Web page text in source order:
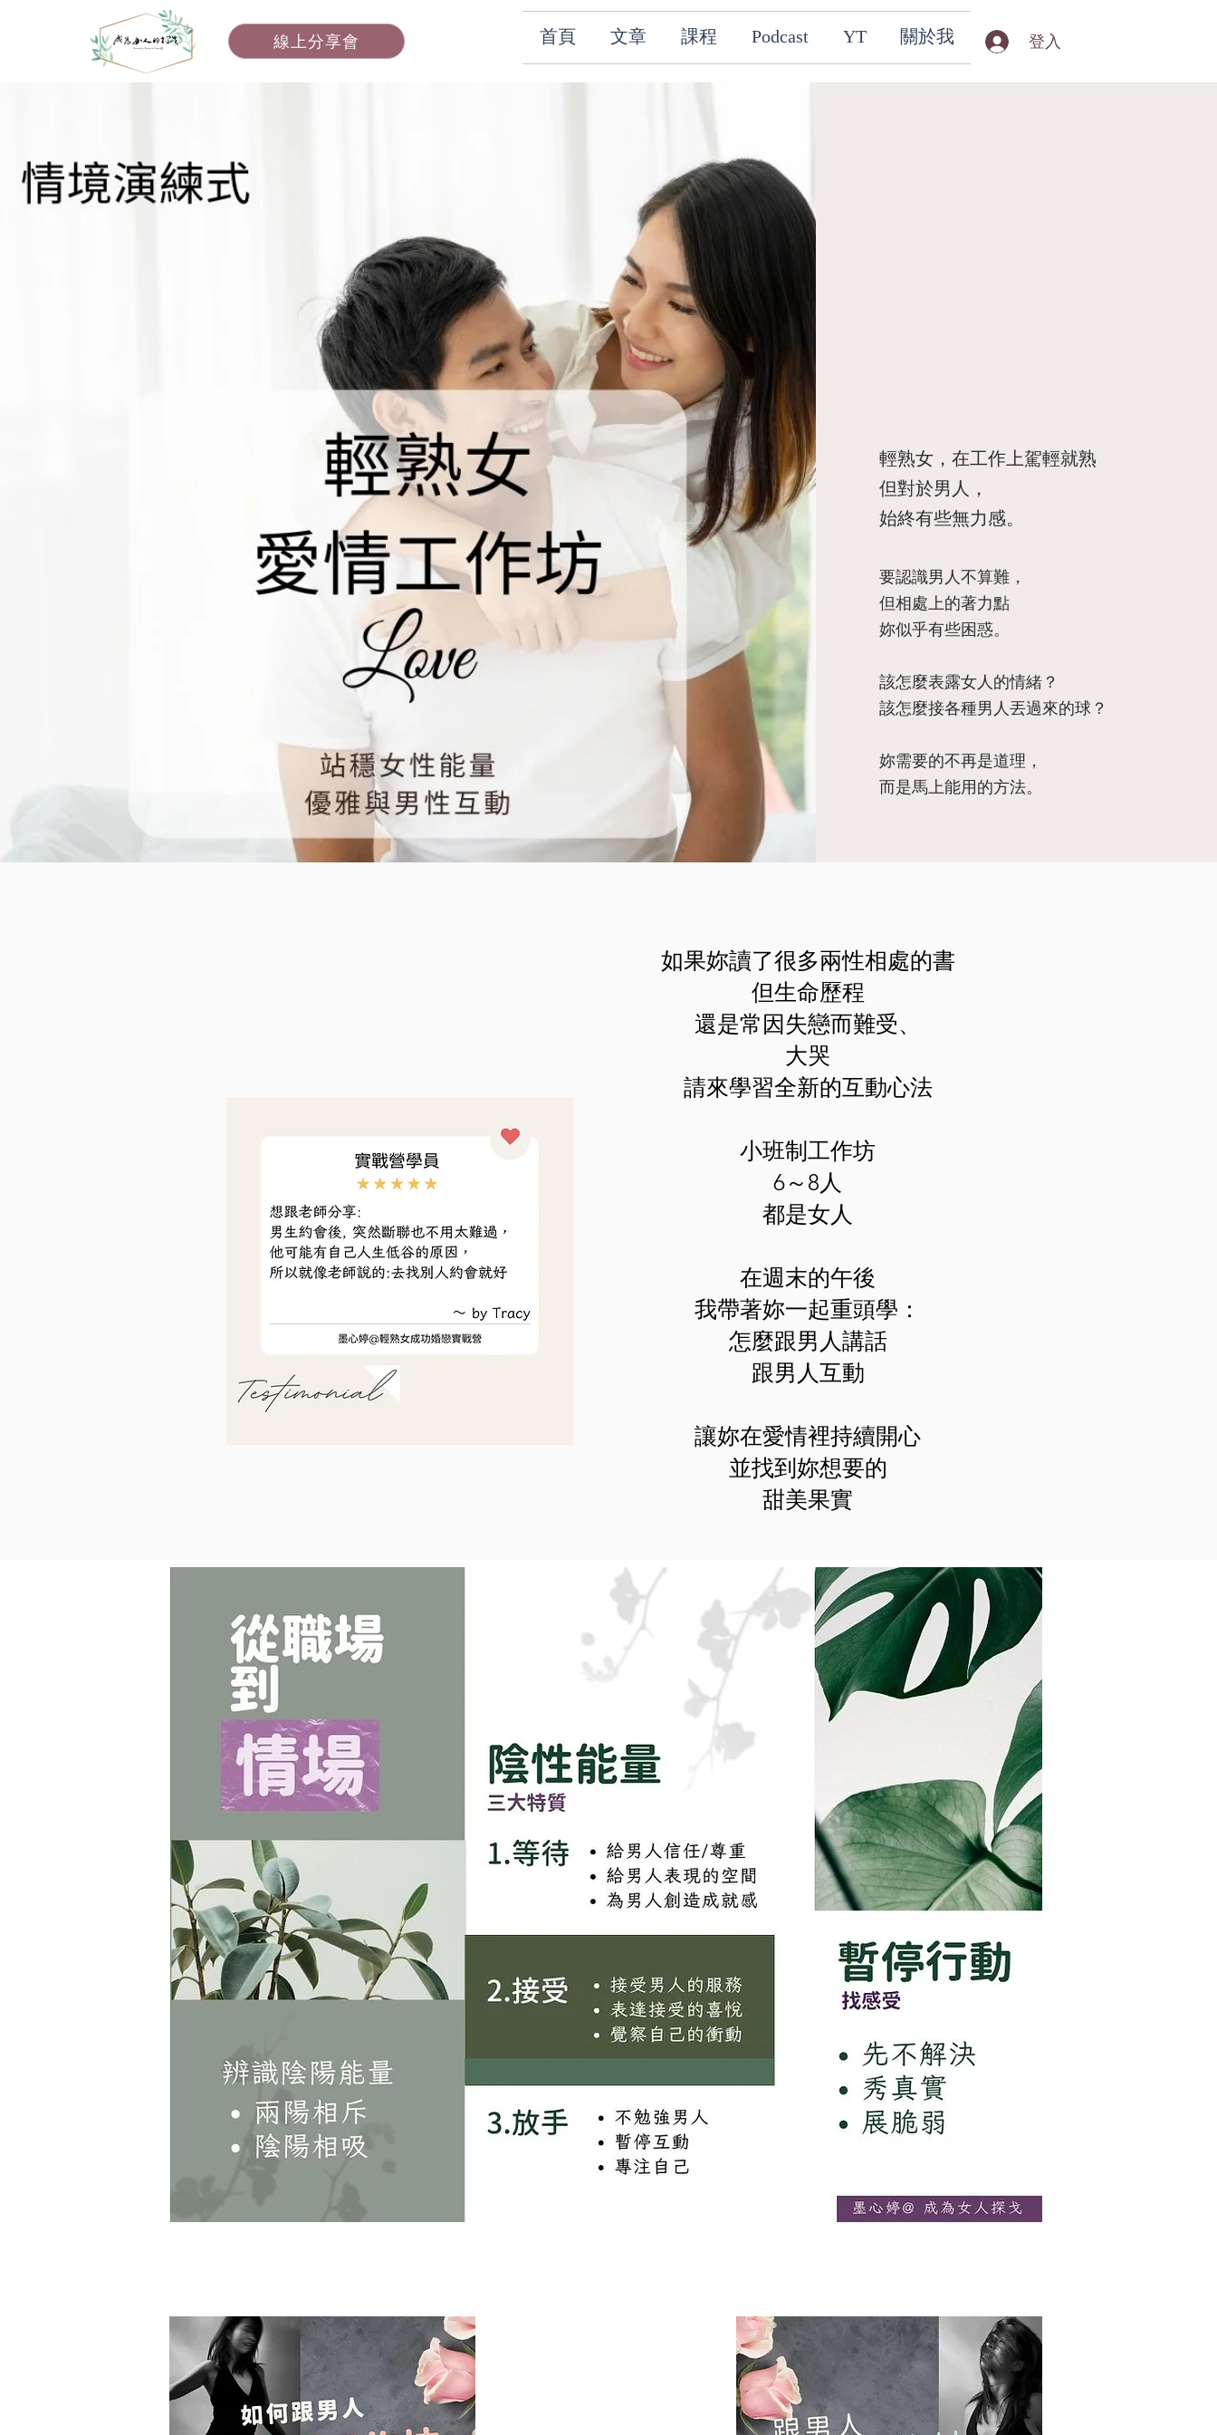
線上分享會 首頁 文章 課程 Podcast YT 關於我 登入
輕熟女，在工作上駕輕就熟
但對於男人，
始終有些無力感。
要認識男人不算難，
但相處上的著力點
妳似乎有些困惑。
該怎麼表露女人的情緒？
該怎麼​接各種男人丟過來的球？
妳需要的不再是道理 ，
而是馬上能用的方法。
如果妳讀了很多兩性相處的書
但生命歷程
還是常因失戀而難受、
大哭
請來學習全新的互動心法
小班制工作坊
6～8人
都是女人
在週末的午後
我帶著妳一起重頭學：
怎麼跟男人講話
跟男人互動
讓妳在愛情裡持續開心
​並找到妳想要的
甜美果實